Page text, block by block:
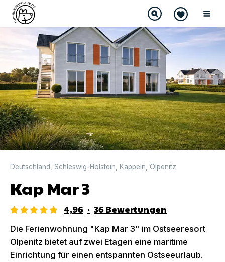
DIREKT BUCHBAR
Deutschland Schleswig-Holstein Kappeln Olpenitz
Kap Mar 3
4,96 · 36Bewertungen
Die Ferienwohnung "Kap Mar 3" im Ostseeresort
Olpenitz bietet auf zwei Etagen eine maritime
Einrichtung für einen entspannten Ostseeurlaub.